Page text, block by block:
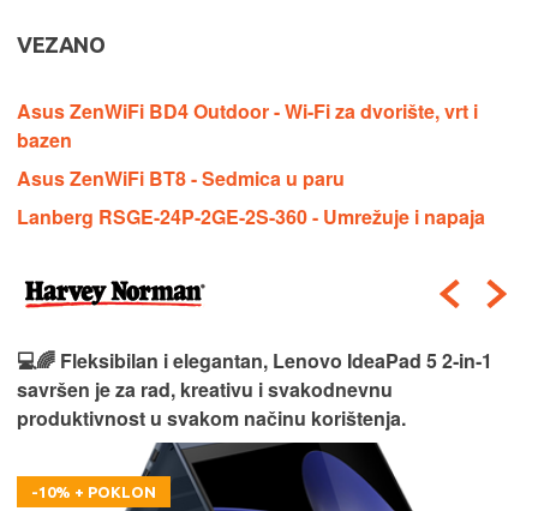
VEZANO
Asus ZenWiFi BD4 Outdoor - Wi-Fi za dvorište, vrt i
bazen
Asus ZenWiFi BT8 - Sedmica u paru
Lanberg RSGE-24P-2GE-2S-360 - Umrežuje i napaja
💻🌈 Fleksibilan i elegantan, Lenovo IdeaPad 5 2‑in‑1
savršen je za rad, kreativu i svakodnevnu
produktivnost u svakom načinu korištenja.
-10% + POKLON